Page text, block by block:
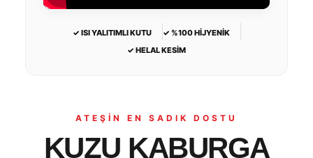
✓ ISI YALITIMLI KUTU
✓ %100 HİJYENİK
✓ HELAL KESİM
ATEŞİN EN SADIK DOSTU
KUZU KABURGA